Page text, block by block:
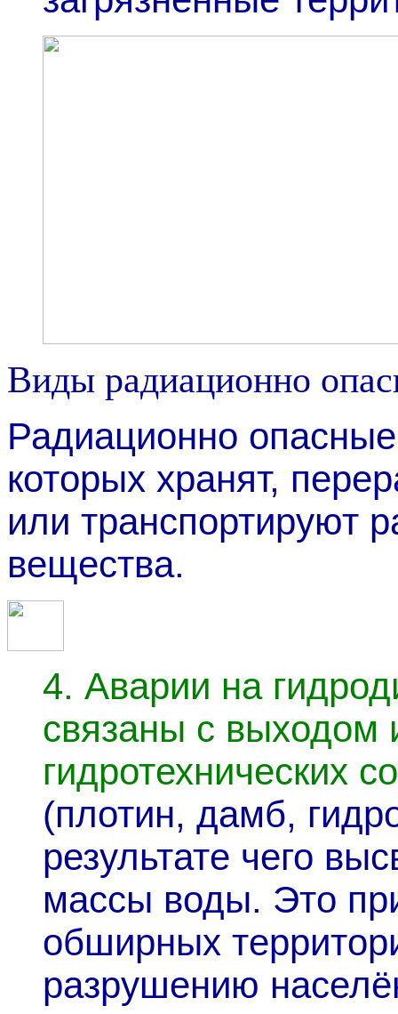
Виды радиационно
Радиационно
которых хранят,
или транспортируют
вещества.
4. Аварии на
связаны с выходом
гидротехнических
(плотин, дамб,
результате чего
массы воды. Это
обширных
разрушению